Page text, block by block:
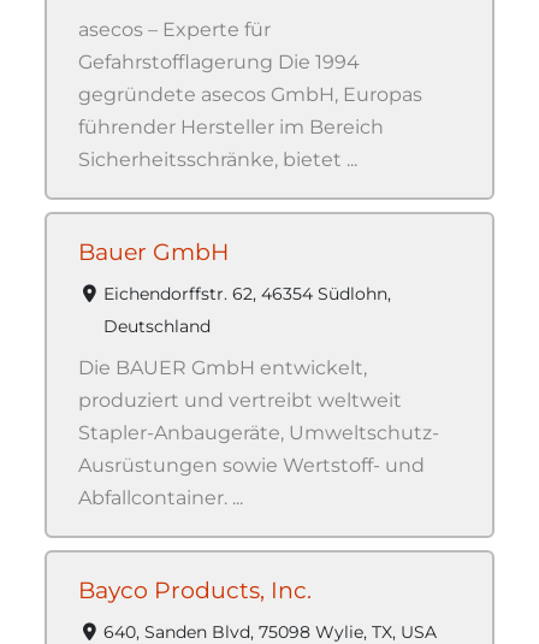
asecos – Experte für
Gefahrstofflagerung Die 1994
gegründete asecos GmbH, Europas
führender Hersteller im Bereich
Sicherheitsschränke, bietet ...
Bauer GmbH
Eichendorffstr. 62, 46354 Südlohn,
Deutschland
Die BAUER GmbH entwickelt,
produziert und vertreibt weltweit
Stapler-Anbaugeräte, Umweltschutz-
Ausrüstungen sowie Wertstoff- und
Abfallcontainer. ...
Bayco Products, Inc.
640, Sanden Blvd, 75098 Wylie, TX, USA